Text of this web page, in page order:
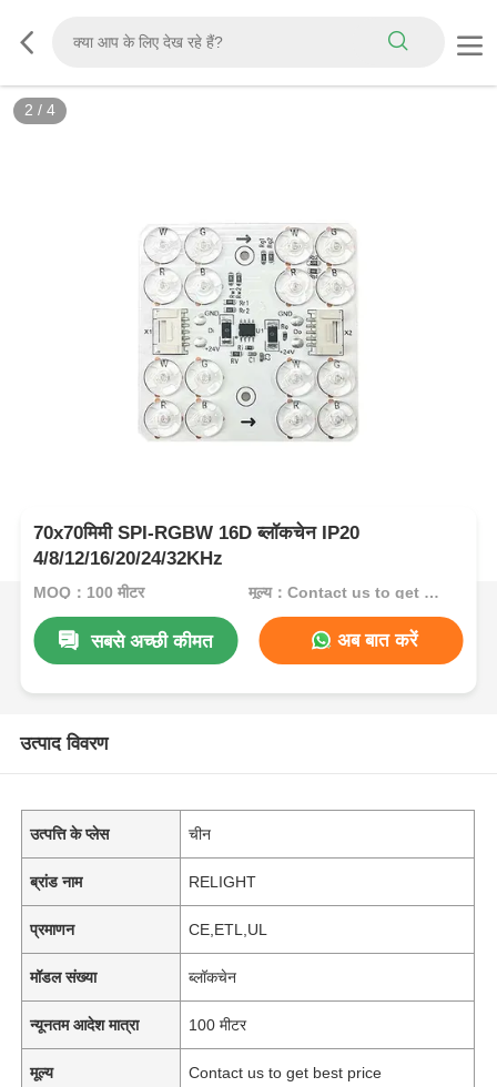
2 / 4
70x70मिमी SPI-RGBW 16D ब्लॉकचेन IP20
4/8/12/16/20/24/32KHz
MOQ：100 मीटर मूल्य：Contact us to get best price
सबसे अच्छी कीमत अब बात करें
उत्पाद विवरण
उत्पत्ति के प्लेस चीन
ब्रांड नाम RELIGHT
प्रमाणन CE,ETL,UL
मॉडल संख्या ब्लॉकचेन
न्यूनतम आदेश मात्रा 100 मीटर
मूल्य Contact us to get best price